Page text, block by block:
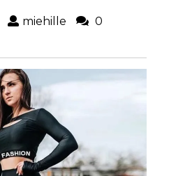
miehille
0